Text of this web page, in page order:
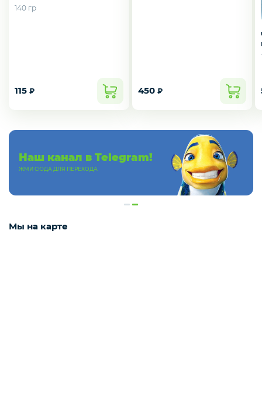
Икра
140 гр
115 ₽ 450 ₽
Наш канал в Telegram!
ЖМИ СЮДА ДЛЯ ПЕРЕХОДА
Мы на карте